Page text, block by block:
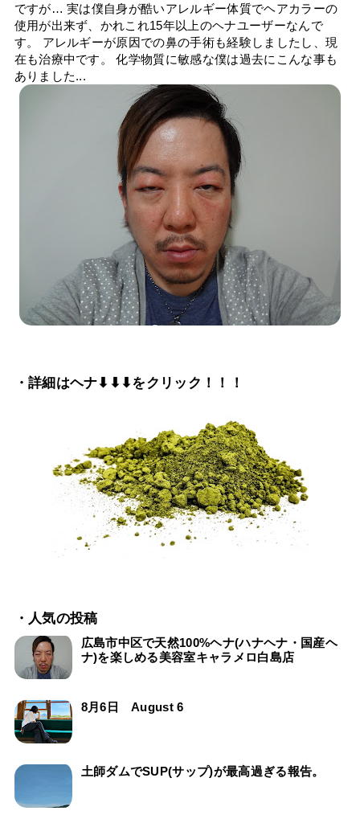
ですが… 実は僕自身が酷いアレルギー体質でヘアカラーの
使用が出来ず、かれこれ15年以上のヘナユーザーなんで
す。 アレルギーが原因での鼻の手術も経験しましたし、現
在も治療中です。 化学物質に敏感な僕は過去にこんな事も
ありました...
・詳細はヘナ⬇⬇⬇をクリック！！！
・人気の投稿
広島市中区で天然100%ヘナ(ハナヘナ・国産ヘ
ナ)を楽しめる美容室キャラメロ白島店
8月6日 August 6
土師ダムでSUP(サップ)が最高過ぎる報告。